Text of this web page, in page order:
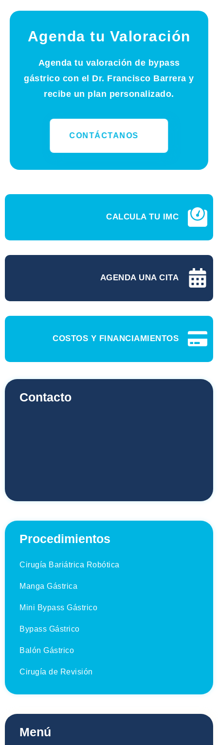
Agenda tu Valoración
Agenda tu valoración de bypass
gástrico con el Dr. Francisco Barrera y
recibe un plan personalizado.
CONTÁCTANOS
CALCULA TU IMC
AGENDA UNA CITA
COSTOS Y FINANCIAMIENTOS
Contacto
Procedimientos
Cirugía Bariátrica Robótica
Manga Gástrica
Mini Bypass Gástrico
Bypass Gástrico
Balón Gástrico
Cirugía de Revisión
Menú